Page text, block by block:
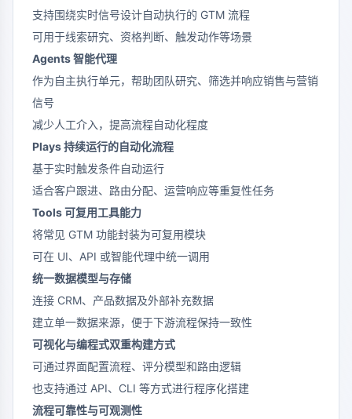
支持围绕实时信号设计自动执行的 GTM 流程
可用于线索研究、资格判断、触发动作等场景
Agents 智能代理
作为自主执行单元，帮助团队研究、筛选并响应销售与营销
信号
减少人工介入，提高流程自动化程度
Plays 持续运行的自动化流程
基于实时触发条件自动运行
适合客户跟进、路由分配、运营响应等重复性任务
Tools 可复用工具能力
将常见 GTM 功能封装为可复用模块
可在 UI、API 或智能代理中统一调用
统一数据模型与存储
连接 CRM、产品数据及外部补充数据
建立单一数据来源，便于下游流程保持一致性
可视化与编程式双重构建方式
可通过界面配置流程、评分模型和路由逻辑
也支持通过 API、CLI 等方式进行程序化搭建
流程可靠性与可观测性